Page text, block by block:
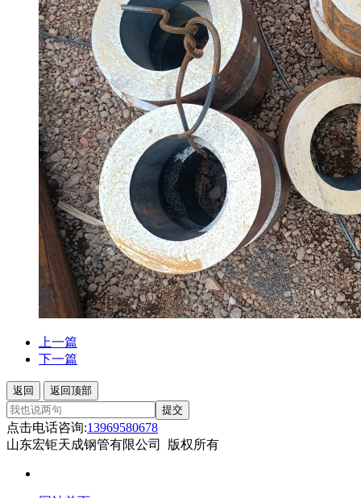
上一篇
下一篇
返回
返回顶部
提交
点击电话咨询:13969580678
山东宏钜天成钢管有限公司 版权所有